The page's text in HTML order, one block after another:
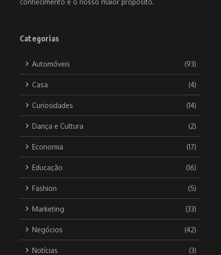
Categorias
Automóveis (93)
Casa (4)
Curiosidades (14)
Dança e Cultura (2)
Economia (17)
Educação (16)
Fashion (5)
Marketing (33)
Negócios (42)
Notícias (3)